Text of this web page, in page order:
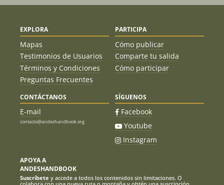
EXPLORA
Mapas
Testimonios de Usuarios
Términos y Condiciones
Preguntas Frecuentes
PARTICIPA
Cómo publicar
Comparte tu salida
Cómo participar
CONTÁCTANOS
E-mail
contacto@andeshandbook.org
SÍGUENOS
Facebook
Youtube
Instagram
APOYA A
ANDESHANDBOOK
Suscríbete y accede a todos los contenidos sin limitaciones. O